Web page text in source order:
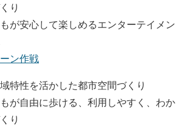
り
が安心して楽しめるエンターテイメン
ン作戦
特性を活かした都市空間づくり
が自由に歩ける、利用しやすく、わか
り